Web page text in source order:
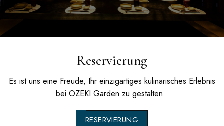
Reservierung
Es ist uns eine Freude, Ihr einzigartiges kulinarisches Erlebnis
bei OZEKI Garden zu gestalten.
RESERVIERUNG